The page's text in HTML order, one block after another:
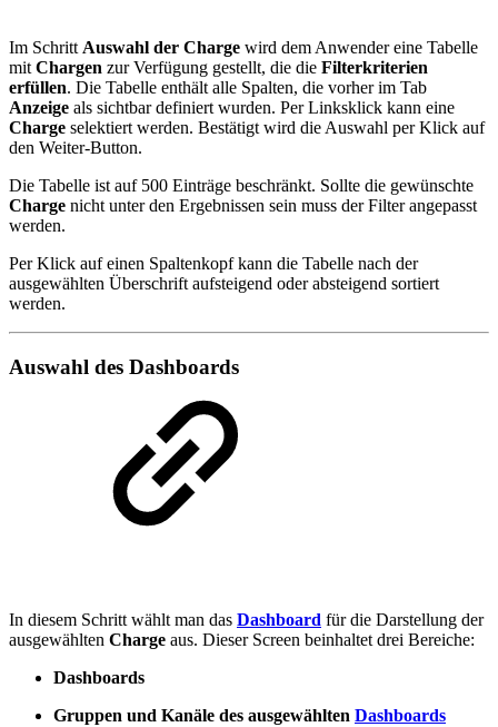
Im Schritt Auswahl der Charge wird dem Anwender eine Tabelle
mit Chargen zur Verfügung gestellt, die die Filterkriterien
erfüllen. Die Tabelle enthält alle Spalten, die vorher im Tab
Anzeige als sichtbar definiert wurden. Per Linksklick kann eine
Charge selektiert werden. Bestätigt wird die Auswahl per Klick auf
den Weiter-Button.
Die Tabelle ist auf 500 Einträge beschränkt. Sollte die gewünschte
Charge nicht unter den Ergebnissen sein muss der Filter angepasst
werden.
Per Klick auf einen Spaltenkopf kann die Tabelle nach der
ausgewählten Überschrift aufsteigend oder absteigend sortiert
werden.
Auswahl des Dashboards
In diesem Schritt wählt man das Dashboard für die Darstellung der
ausgewählten Charge aus. Dieser Screen beinhaltet drei Bereiche:
Dashboards
Gruppen und Kanäle des ausgewählten Dashboards